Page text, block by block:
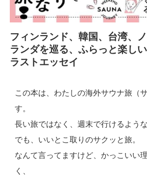
フィンランド、韓国、台湾、
ランダを巡る、ふらっと楽し
ラストエッセイ
この本は、わたしの海外サウナ旅（
す。
長い旅ではなく、週末で行けるような
でも、いいとこ取りのサクッと旅。
なんて言ってますけど、かっこいい
く、